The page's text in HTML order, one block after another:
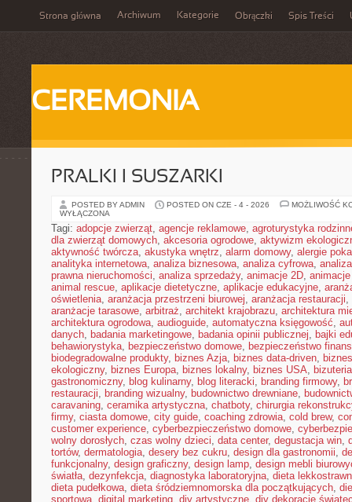
Strona główna Archiwum Kategorie Obrączki Spis Treści
CEREMONIA
PRALKI I SUSZARKI
POSTED BY ADMIN POSTED ON CZE - 4 - 2026
MOŻLIWOŚĆ
WYŁĄCZONA
Tagi: adopcje zwierząt, agencje reklamowe, agroturystyka
dla zwierząt domowych, akcesoria ogrodowe, aktywizm
aktywność twórcza, akustyka wnętrz, alarm domowy, alergie
analityka internetowa, analiza biznesowa, analiza cyfrowa,
prawna nieruchomości, analiza sprzedaży, animacje 2D,
animal rescue, aplikacje dietetyczne, aplikacje edukacyjne,
oświetlenia, aranżacja przestrzeni biurowej, aranżacja restauracji,
aranżacje tarasowe, arbitraż, architekt krajobrazu, architektura
architektura ogrodowa, audioguide, automatyczna księgowość,
danych, badania marketingowe, badania opinii publicznej, bajki
behawiorystyka, bezpieczeństwo domowe, bezpieczeństwo
biodegradowalne produkty, biznes Azja, biznes data-driven,
ekologiczny, biznes Europa, biznes lokalny, biznes USA,
gastronomiczny, blog kulinarny, blog literacki, branding firmowy,
restauracji, branding wizualny, budownictwo drewniane,
caravaning, ceramika artystyczna, chatboty, chirurgia
firmy, ciasta domowe, city guide, coaching zdrowia, cold brew,
customer experience, cyberbezpieczeństwo domowe,
wolny dorosłych, czas wolny dzieci, data center, degustacja win,
tortów, dermatologia, desery bez cukru, design dla gastronomii,
funkcjonalny, design graficzny, design lamp, design mebli
światła, dezynfekcja, diagnostyka laboratoryjna, dieta
dieta pudełkowa, dieta śródziemnomorska dla początkujących,
sportowa, digital marketing, diy artystyczne, diy dekoracje